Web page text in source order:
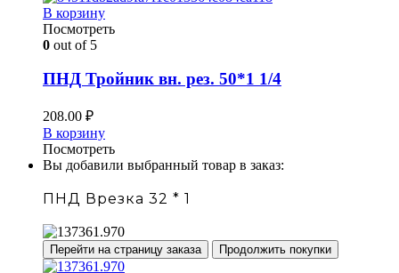
В корзину
Посмотреть
0 out of 5
ПНД Тройник вн. рез. 50*1 1/4
208.00 ₽
В корзину
Посмотреть
Вы добавили выбранный товар в заказ:
ПНД Врезка 32 * 1
Перейти на страницу заказа Продолжить покупки